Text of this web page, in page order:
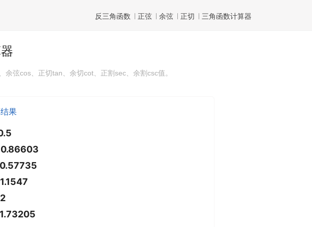
反三角函数 正弦 余弦 正切 三角函数计算器
弦cos、正切tan、余切cot、正割sec、余割csc值。
果
0.86603
0.57735
1.1547
2
1.73205